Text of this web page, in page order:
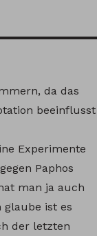
da das
beeinflusst
Experimente
Paphos
man ja auch
glaube ist es
der letzten